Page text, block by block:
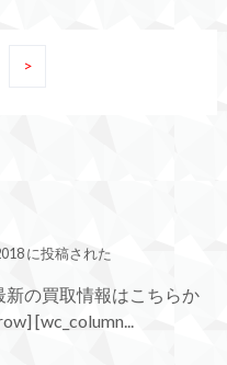
>
に投稿された
新の買取情報はこちらか
[wc_column...